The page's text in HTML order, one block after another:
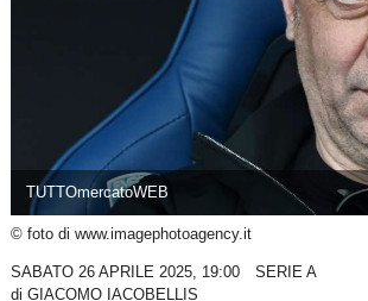
TUTTOmercatoWEB
© foto di www.imagephotoagency.it
SABATO 26 APRILE 2025, 19:00
SERIE A
di GIACOMO IACOBELLIS